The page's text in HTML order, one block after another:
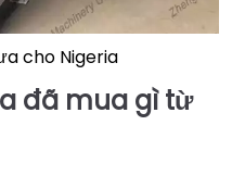
cho Nigeria
đã mua gì từ